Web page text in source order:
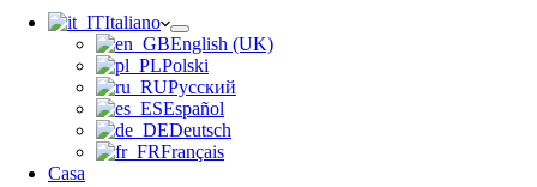
Italiano
English (UK)
Polski
Русский
Español
Deutsch
Français
Casa